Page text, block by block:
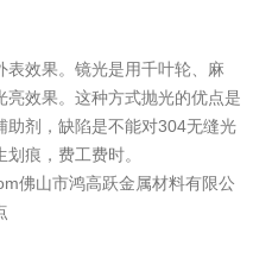
效果。镜光是用千叶轮、麻
效果。这种方式抛光的优点是
助剂，缺陷是不能对304无缝光
痕，费工费时。
佛山市鸿高跃金属材料有限公